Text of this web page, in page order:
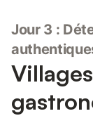
Jour 3 :